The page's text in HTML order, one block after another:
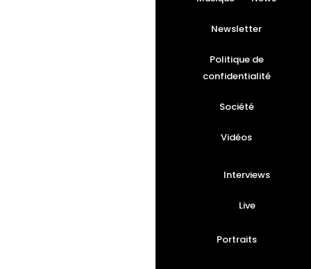
Newsletter
Politique de
confidentialité
Société
Vidéos
Interviews
Live
Portraits